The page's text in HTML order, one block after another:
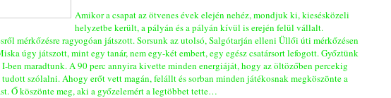
Amikor a csapat az ötvenes évek elején nehéz, mondjuk ki, kiesésközeli
helyzetbe került, a pályán és a pályán kívül is erején felül vállalt.
mérkőzésre ragyogóan játszott. Sorsunk az utolsó, Salgótarján elleni Üllői úti mérkőzésen
úgy játszott, mint egy tanár, nem egy-két embert, egy egész csatársort lefogott. Győztünk
I-ben maradtunk. A 90 perc annyira kivette minden energiáját, hogy az öltözőben percekig
tudott szólalni. Ahogy erőt vett magán, felállt és sorban minden játékosnak megköszönte a
Ő köszönte meg, aki a győzelemért a legtöbbet tette…